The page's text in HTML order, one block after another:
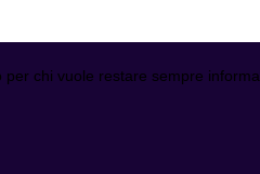
chi vuole restare sempre